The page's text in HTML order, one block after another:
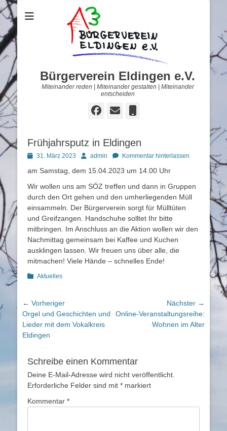
Bürgerverein Eldingen e.V.
Miteinander reden | Miteinander gestalten | Miteinander
entscheiden
Facebook
E-
Frühjahrsputz in Eldingen
Posted31. März 2023 Autoradmin Kommentar hinterlassen
am Samstag, dem 15.04.2023 um 14.00 Uhr
Wir wollen uns am SÖZ treffen und dann in Gruppen
durch den Ort gehen und den umherliegenden Müll
einsammeln. Der Bürgerverein sorgt für Mülltüten
und Greifzangen. Handschuhe solltet Ihr bitte
mitbringen. Im Anschluss an die Aktion wollen wir den
Nachmittag gemeinsam bei Kaffee und Kuchen
ausklingen lassen. Wir freuen uns über alle, die
mitmachen! Viele Hände – schnelles Ende!
Kategorien
Aktuelles
Beitragsnavigation
← Vorheriger
Vorheriger
Beitrag:
Orgel und Geschichten und
Lieder mit dem Vokalkreis
Eldingen
Nächster →
Nächster
Online-Veranstaltungsreihe:
Wohnen im Alter
Schreibe einen Kommentar
Deine E-Mail-Adresse wird nicht veröffentlicht.
Erforderliche Felder sind mit * markiert
Kommentar *